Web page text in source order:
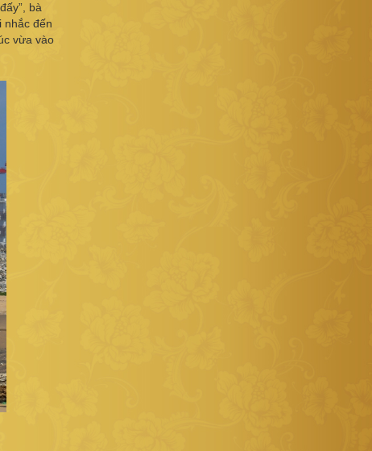
bà
nhắc đến
vừa vào